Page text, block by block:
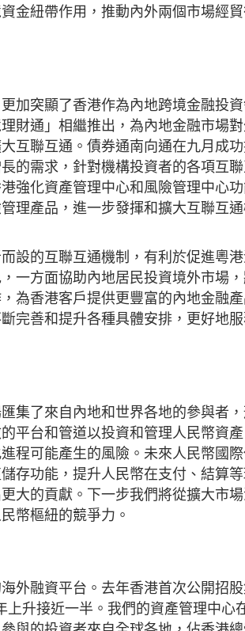
金紐帶作用，推動內外兩個市場經
加突顯了香港作為內地跨境金融投
財通」相繼推出，為內地金融市場
互聯互通。債券通南向通在九月成
的需求，針對機構投資者的各項互
強化資產管理中心和風險管理中心
理產品，進一步發揮和擴大互聯互
設的互聯互通機制，有利於促進粵
一方面協助內地居民投資境外市場
為香港客戶提供更豐富的內地金融
完善和提升各種具體安排，更好地
集了來自內地和世界各地的參與者
平台和管道以投資和管理人民幣資
程可能產生的風險。未來人民幣國
存功能，提升人民幣在支付、結算
大的貢獻。下一步我們將從擴大市場
幣樞紐的競爭力。
外融資平台。去年香港首次公開招
上升接近一半。我們的資產管理中心